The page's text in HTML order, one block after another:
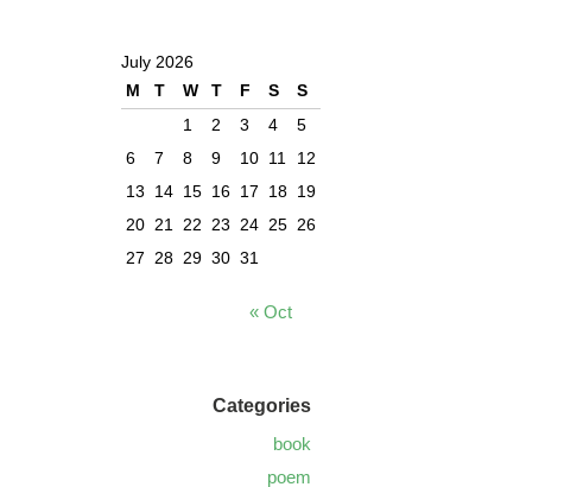
July 2026
M
T W T F S
S
1
2 3 4
5
6
7 8 9 10 11
12
13
14 15 16 17 18 19
20 21 22 23 24 25 26
27 28 29 30 31
« Oct
Categories
book
poem